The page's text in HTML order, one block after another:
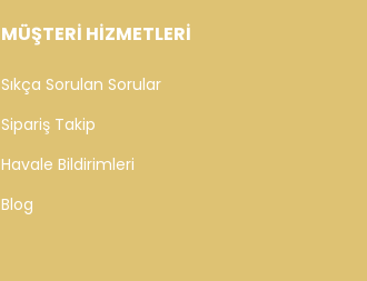
MÜŞTERİ HİZMETLERİ
Sıkça Sorulan Sorular
Sipariş Takip
Havale Bildirimleri
Blog